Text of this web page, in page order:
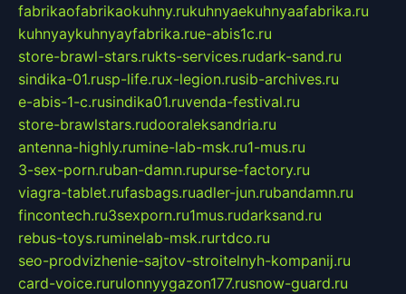
fabrikaofabrikaokuhny.rukuhnyaekuhnyaafabrika.ru
kuhnyaykuhnyayfabrika.rue-abis1c.ru
store-brawl-stars.rukts-services.rudark-sand.ru
sindika-01.rusp-life.rux-legion.rusib-archives.ru
e-abis-1-c.rusindika01.ruvenda-festival.ru
store-brawlstars.rudooraleksandria.ru
antenna-highly.rumine-lab-msk.ru1-mus.ru
3-sex-porn.ruban-damn.rupurse-factory.ru
viagra-tablet.rufasbags.ruadler-jun.rubandamn.ru
fincontech.ru3sexporn.ru1mus.rudarksand.ru
rebus-toys.ruminelab-msk.rurtdco.ru
seo-prodvizhenie-sajtov-stroitelnyh-kompanij.ru
card-voice.rurulonnyygazon177.rusnow-guard.ru